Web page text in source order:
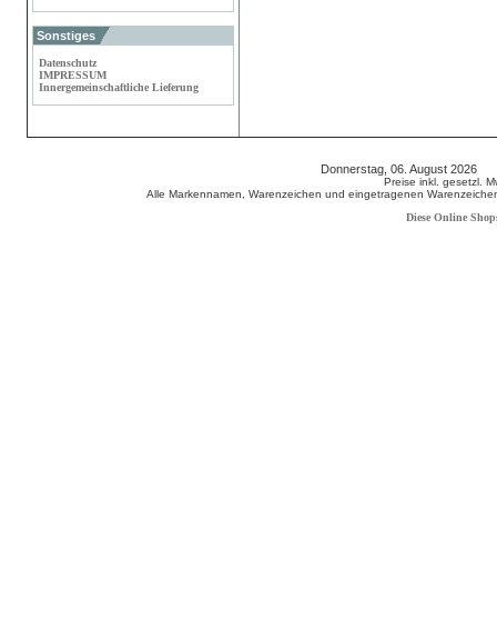
Sonstiges
Datenschutz
IMPRESSUM
Innergemeinschaftliche Lieferung
Donnerstag, 06. August
Preise inkl. gesetzl.
Alle Markennamen, Warenzeichen und eingetragenen
Diese Online